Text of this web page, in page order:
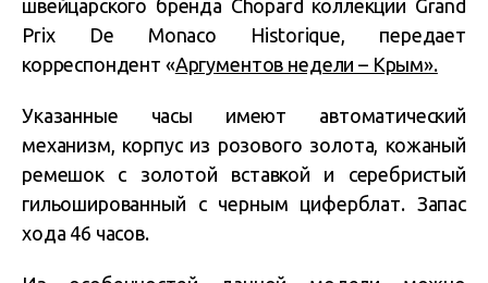
швейцарского бренда Chopard коллекции Grand
Prix De Monaco Historique, передает
корреспондент «Аргументов недели – Крым».
Указанные часы имеют автоматический
механизм, корпус из розового золота, кожаный
ремешок с золотой вставкой и серебристый
гильошированный с черным циферблат. Запас
хода 46 часов.